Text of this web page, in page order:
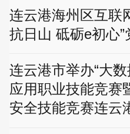
连云港海州区互联
抗日山 砥砺e初心”
连云港市举办“大
应用职业技能竞赛
安全技能竞赛连云